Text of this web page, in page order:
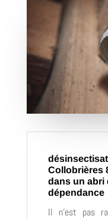
Collobrières
dans un abri
dépendance
Il n’est pas